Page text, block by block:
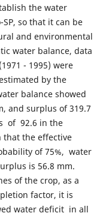
the water
so that it can be
and environmental
water balance, data
- 1995) were
by the
balance showed
and surplus of 319.7
of 92.6 in the
that the effective
of 75%, water
is 56.8 mm.
of the crop, as a
factor, it is
water deficit in all